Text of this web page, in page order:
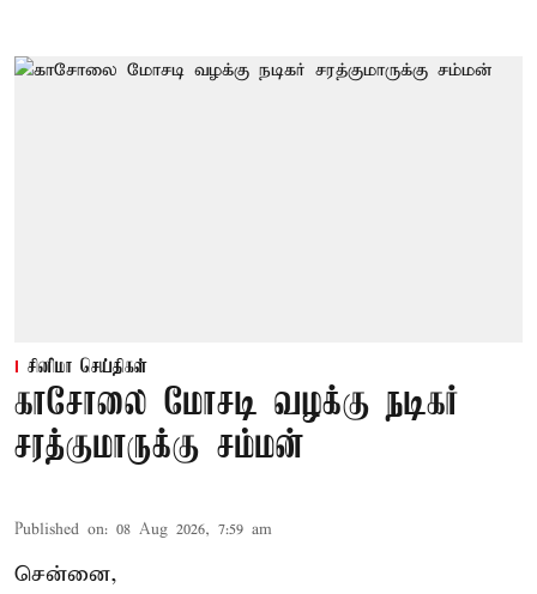
சினிமா செய்திகள்
காசோலை மோசடி வழக்கு நடிகர்
சரத்குமாருக்கு சம்மன்
Published on: 08 Aug 2026, 7:59 am
சென்னை,